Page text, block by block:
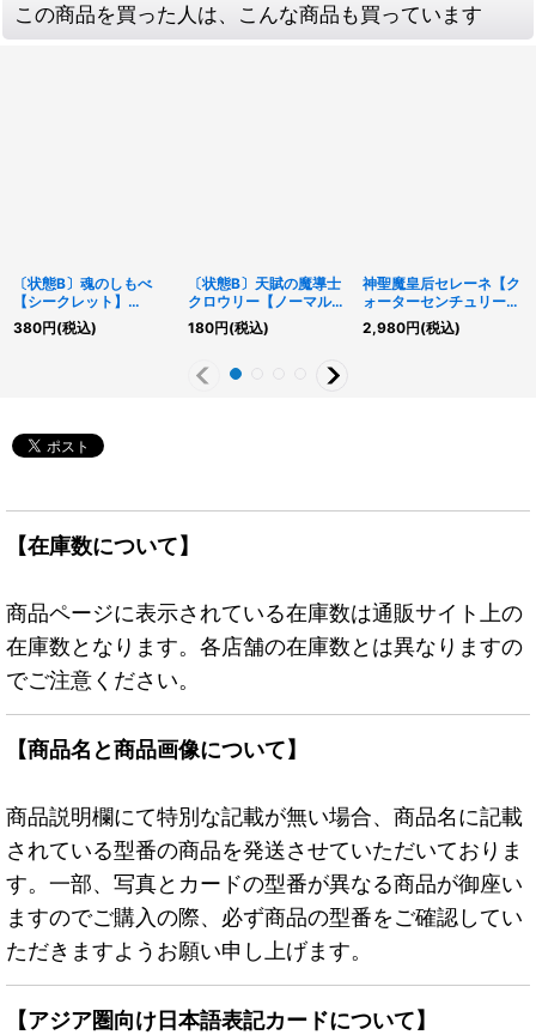
この商品を買った人は、こんな商品も買っています
〔状態B〕魂のしもべ
【シークレット】
{QCCU-JP010}《魔
法》
380円(税込)
〔状態B〕天賦の魔導士
クロウリー【ノーマルパ
ラレル】{25PP-JP017}
《モンスター》
180円(税込)
神聖魔皇后セレーネ【ク
ォーターセンチュリーシ
ークレット】{RC04-
JP048}《リンク》
2,980円(税込)
【在庫数について】
商品ページに表示されている在庫数は通販サイト上の
在庫数となります。各店舗の在庫数とは異なりますの
でご注意ください。
【商品名と商品画像について】
商品説明欄にて特別な記載が無い場合、商品名に記載
されている型番の商品を発送させていただいておりま
す。一部、写真とカードの型番が異なる商品が御座い
ますのでご購入の際、必ず商品の型番をご確認してい
ただきますようお願い申し上げます。
【アジア圏向け日本語表記カードについて】